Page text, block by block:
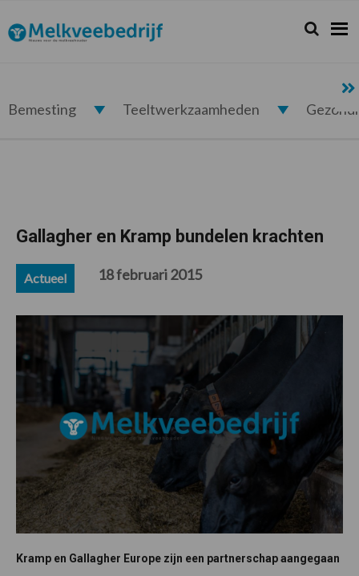
de
hoofdnavigatie
de
hoofd
de
eerste
de
voettekst
Melkveebedrijf.nl Zoeken...
Zoek
Bemesting Teeltwerkzaamheden
Gallagher en Kramp bundelen krachten
Actueel 18 februari 2015
Kramp en Gallagher Europe zijn een partnerschap aangegaan